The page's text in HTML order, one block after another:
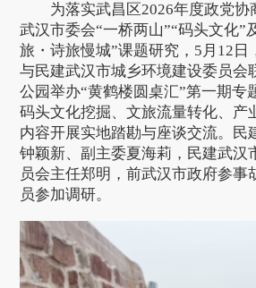
为落实武昌区2026年度政党协
武汉市委会“一桥两山”“码头文化”
旅・诗旅慢城”课题研究，5月12日
与民建武汉市城乡环境建设委员会
公园举办“黄鹤楼圆桌汇”第一期专
码头文化挖掘、文旅流量转化、产
内容开展实地踏勘与座谈交流。民
钟颖新、副主委夏海莉，民建武汉
员会主任郑明，前武汉市政府参事
员参加调研。